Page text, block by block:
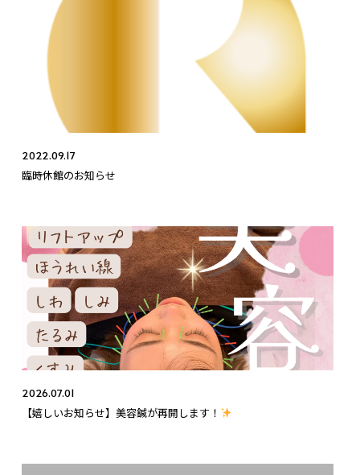
2022.09.17
臨時休館のお知らせ
2026.07.01
【嬉しいお知らせ】美容鍼が再開します！